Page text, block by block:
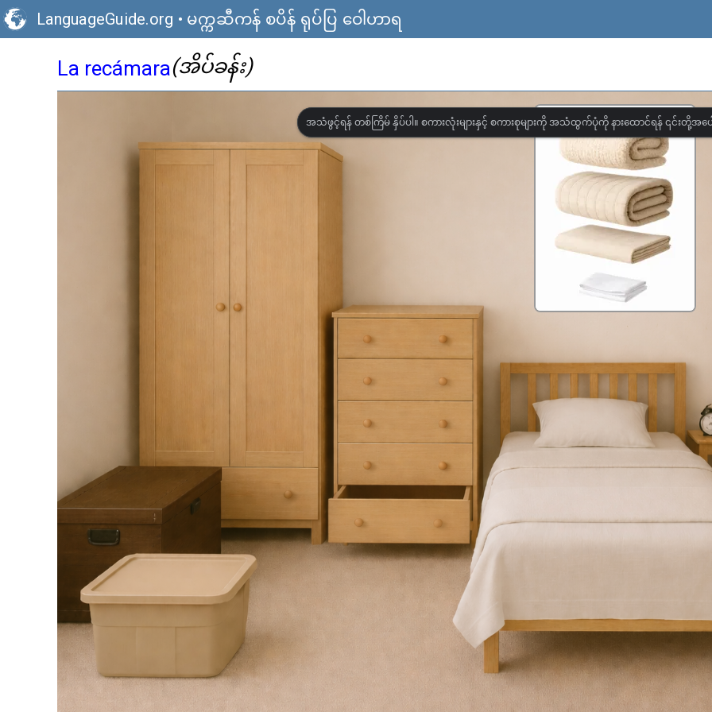
LanguageGuide.org • မက္ကဆီကန် စပိန် ရုပ်ပြ ဝေါဟာရ
La recámara(အိပ်ခန်း)
အသံဖွင့်ရန် တစ်ကြိမ် နှိပ်ပါ။ စကားလုံးများနှင့် စကားစုများကို အသံထွက်ပုံကို နားထောင်ရန် ၎င်းတို့အပေ